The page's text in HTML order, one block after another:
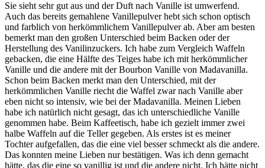
Sie sieht sehr gut aus und der Duft nach Vanille ist umwerfend.
Auch das bereits gemahlene Vanillepulver hebt sich schon optisch
und farblich von herkömmlichem Vanillepulver ab. Aber am besten
bemerkt man den großen Unterschied beim Backen oder der
Herstellung des Vanilinzuckers. Ich habe zum Vergleich Waffeln
gebacken, die eine Hälfte des Teiges habe ich mit herkömmlicher
Vanille und die andere mit der Bourbon Vanille von Madavanilla.
Schon beim Backen merkt man den Unterschied, mit der
herkömmlichen Vanille riecht die Waffel zwar nach Vanille aber
eben nicht so intensiv, wie bei der Madavanilla. Meinen Lieben
habe ich natürlich nicht gesagt, das ich unterschiedliche Vanille
genommen habe. Beim Kaffeetisch, habe ich gezielt immer zwei
halbe Waffeln auf die Teller gegeben. Als erstes ist es meiner
Tochter aufgefallen, das die eine viel besser schmeckt als die andere.
Das konnten meine Lieben nur bestätigen. Was ich denn gemacht
hätte, das die eine so vanillig ist und die andere nicht. Ich hätte nicht